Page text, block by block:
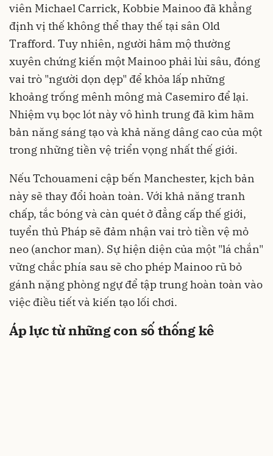
viên Michael Carrick, Kobbie Mainoo đã khẳng
định vị thế không thể thay thế tại sân Old
Trafford. Tuy nhiên, người hâm mộ thường
xuyên chứng kiến một Mainoo phải lùi sâu, đóng
vai trò "người dọn dẹp" để khỏa lấp những
khoảng trống mênh mông mà Casemiro để lại.
Nhiệm vụ bọc lót này vô hình trung đã kìm hãm
bản năng sáng tạo và khả năng dâng cao của một
trong những tiền vệ triển vọng nhất thế giới.
Nếu Tchouameni cập bến Manchester, kịch bản
này sẽ thay đổi hoàn toàn. Với khả năng tranh
chấp, tắc bóng và càn quét ở đẳng cấp thế giới,
tuyển thủ Pháp sẽ đảm nhận vai trò tiền vệ mỏ
neo (anchor man). Sự hiện diện của một "lá chắn"
vững chắc phía sau sẽ cho phép Mainoo rũ bỏ
gánh nặng phòng ngự để tập trung hoàn toàn vào
việc điều tiết và kiến tạo lối chơi.
Áp lực từ những con số thống kê